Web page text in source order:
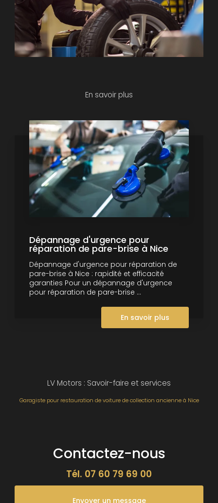
En savoir plus
Dépannage d'urgence pour
réparation de pare-brise à Nice
Dépannage d'urgence pour réparation de
pare-brise à Nice : rapidité et efficacité
garanties Pour un dépannage d'urgence
pour réparation de pare-brise ...
En savoir plus
LV Motors : Savoir-faire et services
Garagiste pour restauration de voiture de collection ancienne à Nice
Contactez-nous
Tél. 07 60 79 69 00
Envoyer un message